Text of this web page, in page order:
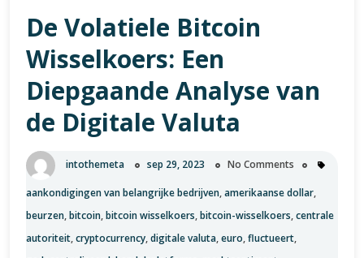
het
kiezen
van
het
juiste
platform
De Volatiele Bitcoin
Wisselkoers: Een
Diepgaande Analyse van
de Digitale Valuta
intothemeta sep 29, 2023 No Comments
aankondigingen van belangrijke bedrijven,amerikaanse dollar,
beurzen,bitcoin,bitcoin wisselkoers,bitcoin-wisselkoers,centrale
autoriteit,cryptocurrency,digitale valuta,euro,fluctueert,